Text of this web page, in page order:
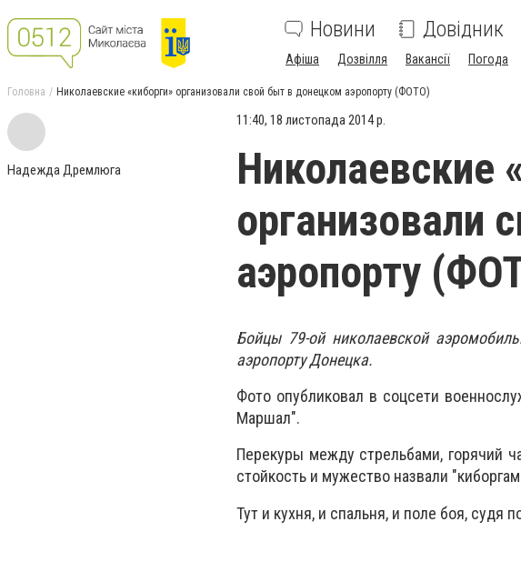
Новини Довідник
Афіша Дозвілля Вакансії Погода
Головна Николаевские «киборги» организовали свой быт в донецком аэропорту (ФОТО)
Надежда Дремлюга
11:40, 18 листопада 2014 р.
Николаевские
организовали
аэропорту
Бойцы 79-ой николаевской
аэропорту Донецка.
Фото опубликовал в соцсети
Маршал".
Перекуры между стрельбами, горячий
стойкость и мужество назвали
Тут и кухня, и спальня, и поле боя, судя